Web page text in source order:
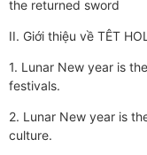
the returned sword
II. Giới thiệu về TÊT
1. Lunar New year is
festivals.
2. Lunar New year is
culture.